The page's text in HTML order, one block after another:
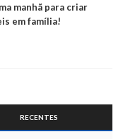
manhã para criar
em família!
RECENTES